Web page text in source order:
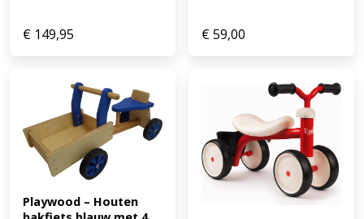
€ 149,95 €59,00
Playwood – Houten